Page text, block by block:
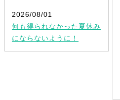
2026/08/01
何も得られなかった夏休み
にならないように！